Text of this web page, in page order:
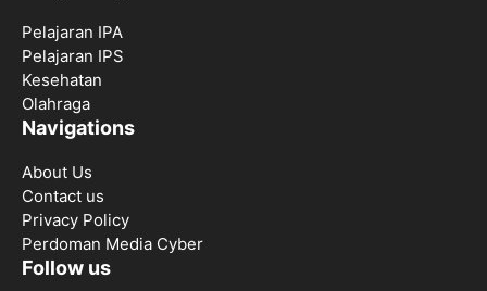
Pelajaran IPA
Pelajaran IPS
Kesehatan
Olahraga
Navigations
About Us
Contact us
Privacy Policy
Perdoman Media Cyber
Follow us